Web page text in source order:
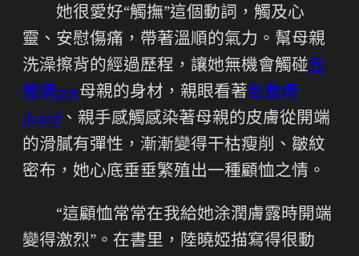
她很愛好“觸撫”這個動詞，觸及心
靈、安慰傷痛，帶著溫順的氣力。幫母親
洗澡擦背的經過歷程，讓她無機會觸碰包
養網ppt母親的身材，親眼看著包養網
dcard 、親手感觸感染著母親的皮膚從開端
的滑膩有彈性，漸漸變得干枯瘦削、皺紋
密布，她心底垂垂繁殖出一種顧恤之情。
“這顧恤常常在我給她涂潤膚露時開端
變得激烈”。在書里，陸曉婭描寫得很動